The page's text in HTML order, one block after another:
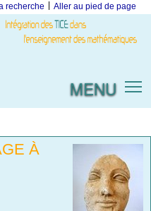
recherche Aller au pied de page
MENU
À